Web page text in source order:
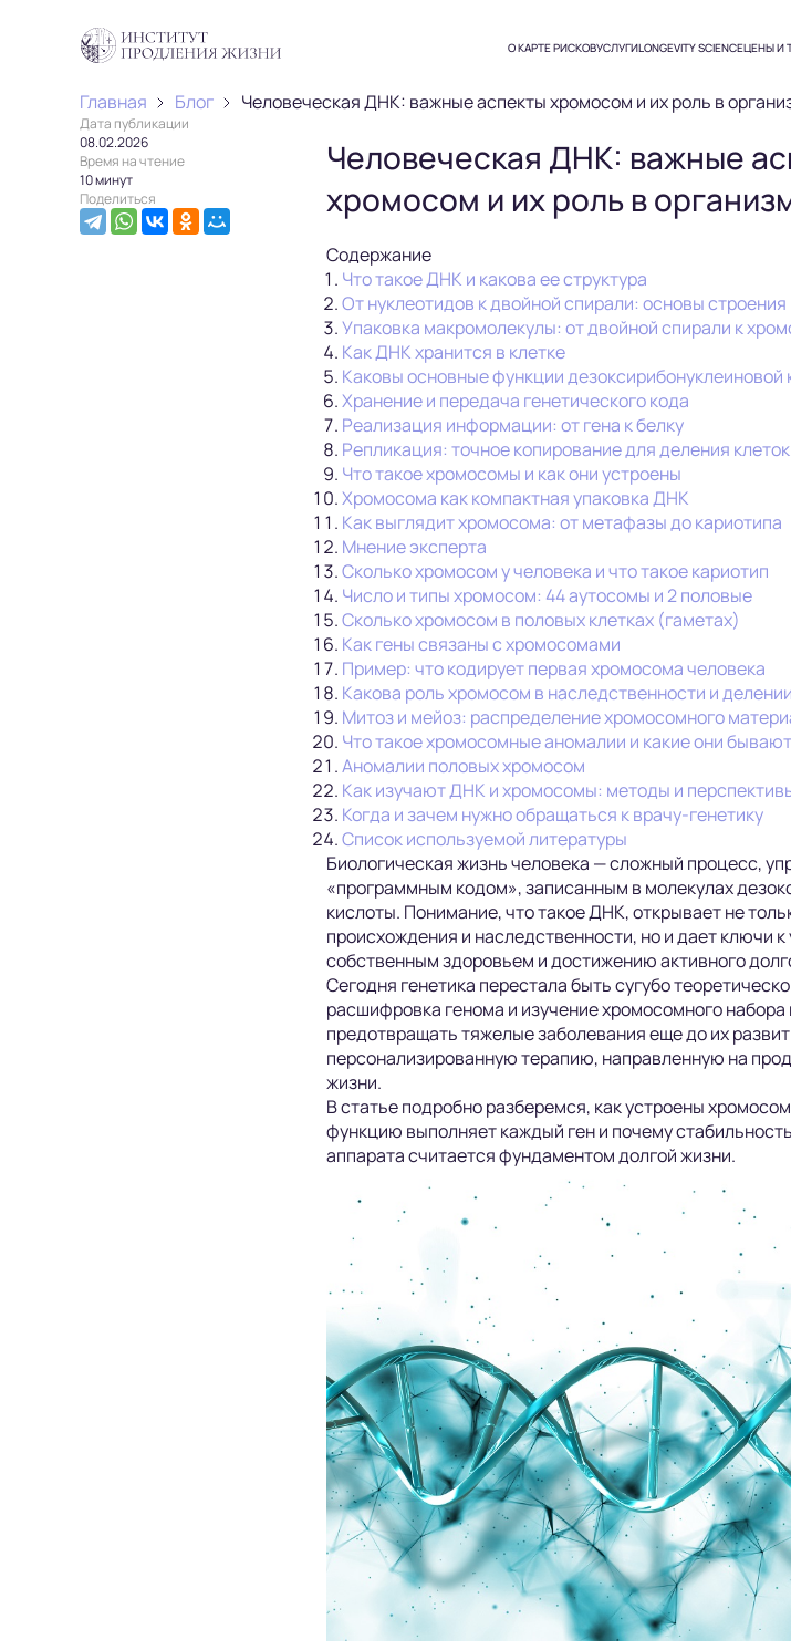
О КАРТЕ РИСКОВУСЛУГИ
ИИ
Капельницы в Москве
Анализы в Москве
LONGEVITY SCIENCEЦЕНЫ И
Главная Блог Человеческая ДНК: важные аспекты хромосом и их роль в
Дата публикации
08.02.2026
Время на чтение
10 минут
Поделиться
Человеческая ДНК: важные
хромосом и их роль в
Содержание
Что такое ДНК и какова ее структура
От нуклеотидов к двойной спирали: основы строения
Упаковка макромолекулы: от двойной спирали к
Как ДНК хранится в клетке
Каковы основные функции дезоксирибонуклеиновой
Хранение и передача генетического кода
Реализация информации: от гена к белку
Репликация: точное копирование для деления
Что такое хромосомы и как они устроены
Хромосома как компактная упаковка ДНК
Как выглядит хромосома: от метафазы до кариотипа
Мнение эксперта
Сколько хромосом у человека и что такое кариотип
Число и типы хромосом: 44 аутосомы и 2 половые
Сколько хромосом в половых клетках (гаметах)
Как гены связаны с хромосомами
Пример: что кодирует первая хромосома человека
Какова роль хромосом в наследственности и
Митоз и мейоз: распределение хромосомного
Что такое хромосомные аномалии и какие они бывают
Аномалии половых хромосом
Как изучают ДНК и хромосомы: методы и
Когда и зачем нужно обращаться к врачу-генетику
Список используемой литературы
Биологическая жизнь человека — сложный процесс,
«программным кодом», записанным в молекулах
кислоты. Понимание, что такое ДНК, открывает не
происхождения и наследственности, но и дает ключи
собственным здоровьем и достижению активного
Сегодня генетика перестала быть сугубо
расшифровка генома и изучение хромосомного
предотвращать тяжелые заболевания еще до их
персонализированную терапию, направленную на
жизни.
В статье подробно разберемся, как устроены
функцию выполняет каждый ген и почему
аппарата считается фундаментом долгой жизни.